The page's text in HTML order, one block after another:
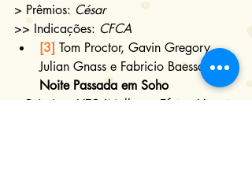
> Prêmios: César
>> Indicações: CFCA
[3] Tom Proctor, Gavin Gregory,
Julian Gnass e Fabricio Baessa, por
Noite Passada em Soho
> Prêmios:
VES (Melhores Efeitos Visuais